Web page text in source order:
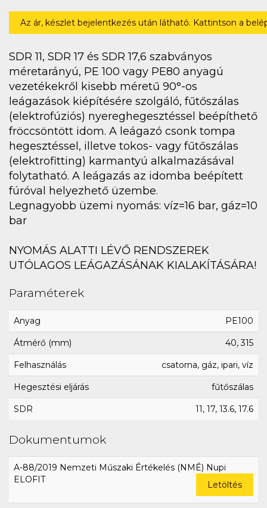
Az ár, készlet bejelentkezés után látható. Kattintson a
SDR 11, SDR 17 és SDR 17,6 szabványos
méretarányú, PE 100 vagy PE80 anyagú
vezetékekről kisebb méretű 90°-os
leágazások kiépítésére szolgáló, fűtőszálas
(elektrofúziós) nyereghegesztéssel beépíthető
fröccsöntött idom. A leágazó csonk tompa
hegesztéssel, illetve tokos- vagy fűtőszálas
(elektrofitting) karmantyú alkalmazásával
folytatható. A leágazás az idomba beépített
fúróval helyezhető üzembe.
Legnagyobb üzemi nyomás: víz=16 bar, gáz=10
bar
NYOMÁS ALATTI LÉVŐ RENDSZEREK
UTÓLAGOS LEÁGAZÁSÁNAK KIALAKÍTÁSÁRA!
Paraméterek
Anyag PE100
Átmérő (mm) 40, 315
Felhasználás csatorna, gáz, ipari, víz
Hegesztési eljárás fűtőszálas
SDR 11, 17, 13.6, 17.6
Dokumentumok
A-88/2019 Nemzeti Műszaki Értékelés (NMÉ) Nupi
ELOFIT
Letöltés